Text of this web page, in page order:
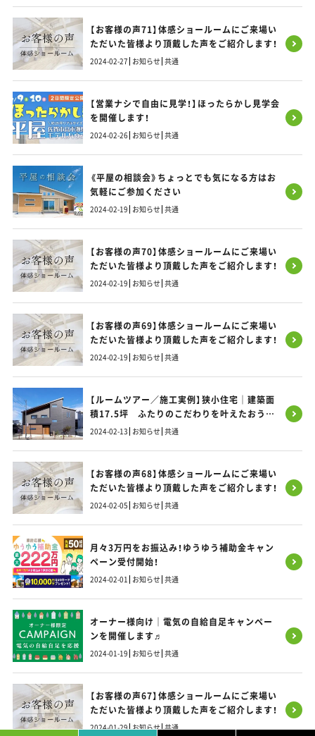
【お客様の声71】体感ショールームにご来場い
ただいた皆様より頂戴した声をご紹介します！
2024-02-27 お知らせ 共通
【営業ナシで自由に見学！】ほったらかし見学会
を開催します！
2024-02-26 お知らせ 共通
《平屋の相談会》ちょっとでも気になる方はお
気軽にご参加ください
2024-02-19 お知らせ 共通
【お客様の声70】体感ショールームにご来場い
ただいた皆様より頂戴した声をご紹介します！
2024-02-19 お知らせ 共通
【お客様の声69】体感ショールームにご来場い
ただいた皆様より頂戴した声をご紹介します！
2024-02-19 お知らせ 共通
【ルームツアー／施工実例】狭小住宅｜建築面
積17.5坪 ふたりのこだわりを叶えたおうち
／インナーガレージと木目のかわいいCafé風
2024-02-13 お知らせ 共通
【お客様の声68】体感ショールームにご来場い
ただいた皆様より頂戴した声をご紹介します！
2024-02-05 お知らせ 共通
月々3万円をお振込み！ゆうゆう補助金キャン
ペーン受付開始！
2024-02-01 お知らせ 共通
オーナー様向け｜電気の自給自足キャンペー
ンを開催します♬
2024-01-19 お知らせ 共通
【お客様の声67】体感ショールームにご来場い
ただいた皆様より頂戴した声をご紹介します！
2024-01-29 お知らせ 共通